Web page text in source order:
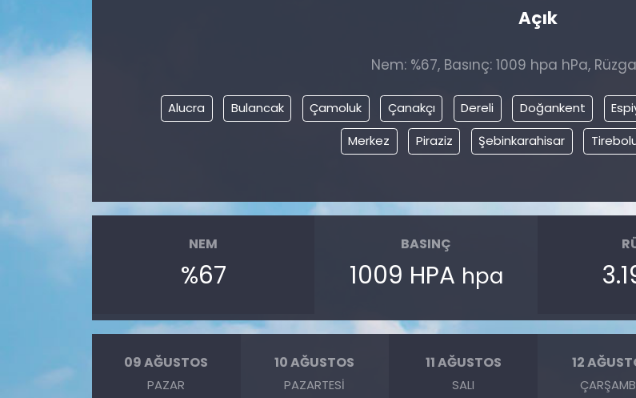
Açık
Nem: %67, Basınç: 1009 hpa hPa,
Alucra Bulancak Çamoluk Çanakçı Dereli Doğankent
Merkez
Piraziz Şebinkarahisar
NEM
%67
BASINÇ
1009 HPA hpa
09 AĞUSTOS
PAZAR
10 AĞUSTOS
PAZARTESI
11 AĞUSTOS
SALI
12
YEREL POLİTİKA